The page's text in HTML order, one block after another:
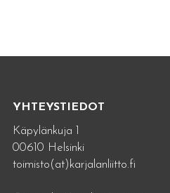
YHTEYSTIEDOT
Käpylänkuja 1
00610 Helsinki
toimisto(at)karjalanliitto.fi